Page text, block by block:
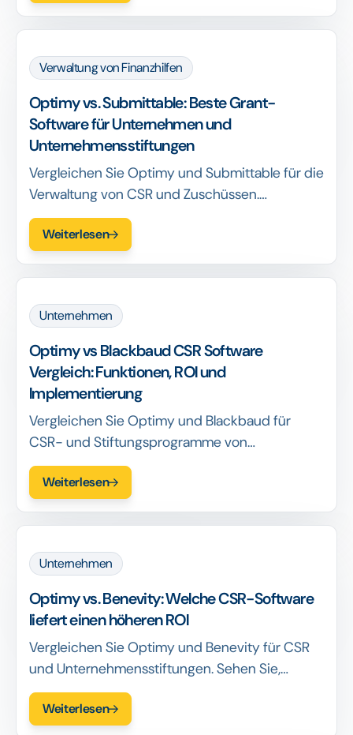
Verwaltung von Finanzhilfen
Optimy vs. Submittable: Beste Grant-
Software für Unternehmen und
Unternehmensstiftungen
Vergleichen Sie Optimy und Submittable für die
Verwaltung von CSR und Zuschüssen.
Entdecken Sie, welche Software mehr
Flexibilität, Automatisierung und messbare
Weiterlesen
Unternehmen
Optimy vs Blackbaud CSR Software
Vergleich: Funktionen, ROI und
Implementierung
Vergleichen Sie Optimy und Blackbaud für
CSR- und Stiftungsprogramme von
Unternehmen. Entdecken Sie, welche Software
eine schnellere Einrichtung, Automatisierung
Weiterlesen
Unternehmen
Optimy vs. Benevity: Welche CSR-Software
liefert einen höheren ROI
Vergleichen Sie Optimy und Benevity für CSR
und Unternehmensstiftungen. Sehen Sie,
welche Plattform eine schnellere Einrichtung,
einen höheren ROI und eine bessere
Weiterlesen